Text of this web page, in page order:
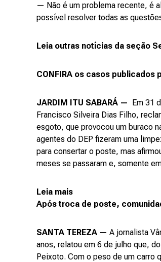
— Não é um problema recente, é
possível resolver todas as
Leia outras notícias da seção
CONFIRA os casos publicados
JARDIM ITU SABARÁ — Em 31
Francisco Silveira Dias Filho,
esgoto, que provocou um buraco
agentes do DEP fizeram uma
para consertar o poste, mas
meses se passaram e, somente
Leia mais
Após troca de poste,
SANTA TEREZA — A jornalista
anos, relatou em 6 de julho que,
Peixoto. Com o peso de um carro